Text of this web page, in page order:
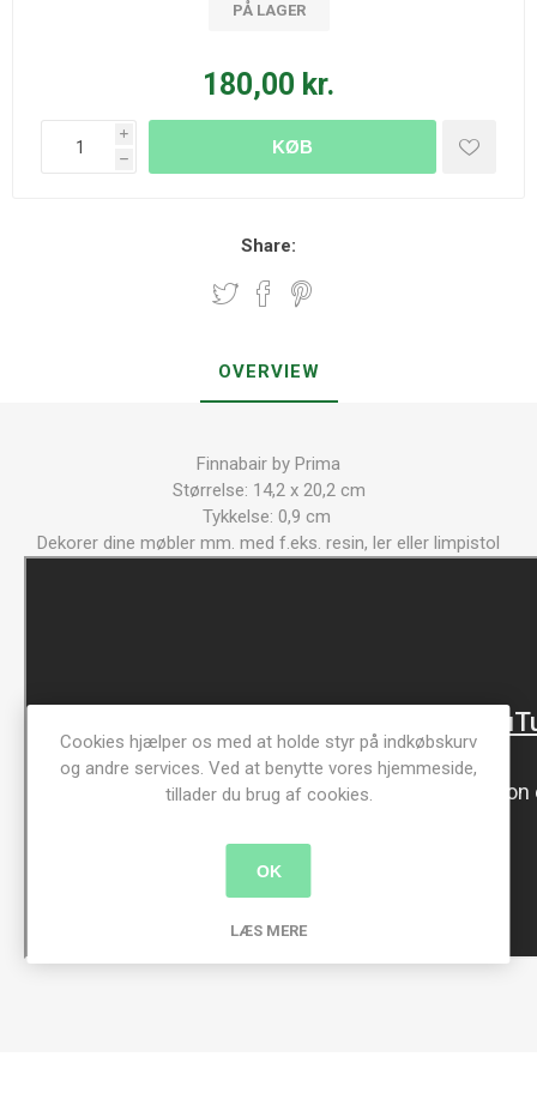
PÅ LAGER
180,00 kr.
i
h
KØB
Share:
OVERVIEW
Finnabair by Prima
Størrelse: 14,2 x 20,2 cm
Tykkelse: 0,9 cm
Dekorer dine møbler mm. med f.eks. resin, ler eller limpistol
Cookies hjælper os med at holde styr på indkøbskurv
og andre services. Ved at benytte vores hjemmeside,
tillader du brug af cookies.
OK
LÆS MERE